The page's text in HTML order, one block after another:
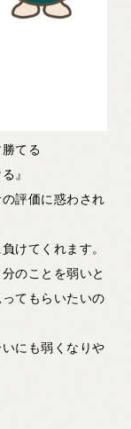
てる
』
評価に惑わされ
けてくれます。
のことを弱いと
てもらいたいの
にも弱くなりや